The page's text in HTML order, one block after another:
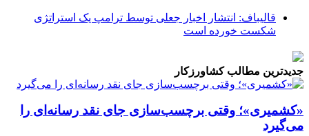
قالیباف: انتشار اخبار جعلی توسط ترامپ یک استراتژی
شکست خورده است
جدیدترین مطالب کشاورزکار
«کشمیری»؛ وقتی برچسب‌سازی جای نقد رسانه‌ای را
می‌گیرد